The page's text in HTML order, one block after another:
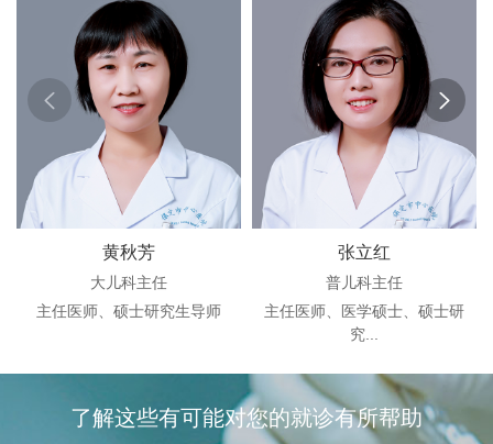
黄秋芳
大儿科主任
主任医师、硕士研究生导师
张立红
普儿科主任
主任医师、医学硕士、硕士研
究...
了解这些有可能对您的就诊有所帮助